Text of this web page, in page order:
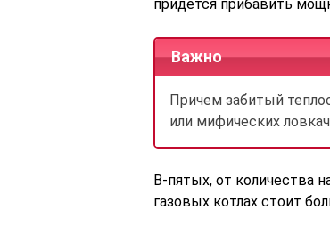
придется прибавить
Важно
Причем забитый
или мифических
В-пятых, от количества
газовых котлах стоит